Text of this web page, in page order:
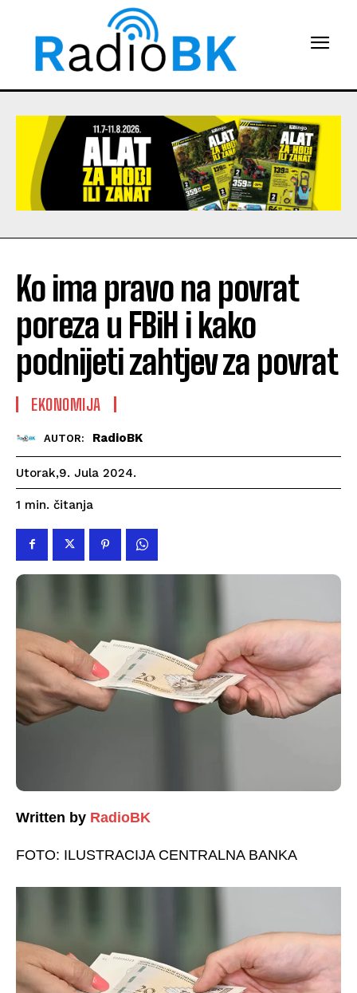
Ko ima pravo na povrat
poreza u FBiH i kako
podnijeti zahtjev za povrat
EKONOMIJA
AUTOR: RadioBK
Utorak,9. Jula 2024.
1 min. čitanja
Written by RadioBK
FOTO: ILUSTRACIJA CENTRALNA BANKA